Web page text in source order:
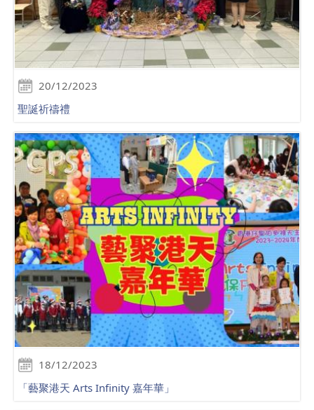
20/12/2023
聖誕祈禱禮
18/12/2023
「藝聚港天 Arts Infinity 嘉年華」